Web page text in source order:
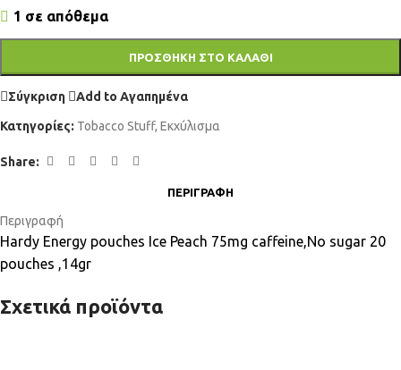
1 σε απόθεμα
ΠΡΟΣΘΉΚΗ ΣΤΟ ΚΑΛΆΘΙ
Σύγκριση Add to Αγαπημένα
Κατηγορίες: Tobacco Stuff, Εκχύλισμα
Share:
ΠΕΡΙΓΡΑΦΉ
Περιγραφή
Hardy Energy pouches Ice Peach 75mg caffeine,No sugar 20
pouches ,14gr
Σχετικά προϊόντα